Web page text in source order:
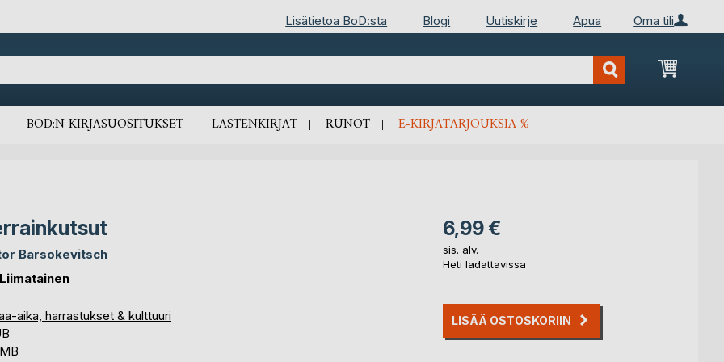
Oma tili
Lisätietoa BoD:sta Blogi Uutiskirje Apua
BOD:N KIRJASUOSITUKSET LASTENKIRJAT RUNOT E-KIRJATARJOUKSIA %
Barsokevitsch
aika, harrastukset & kulttuuri
6,99 €
sis. alv.
Heti ladattavissa
LISÄÄ OSTOSKORIIN